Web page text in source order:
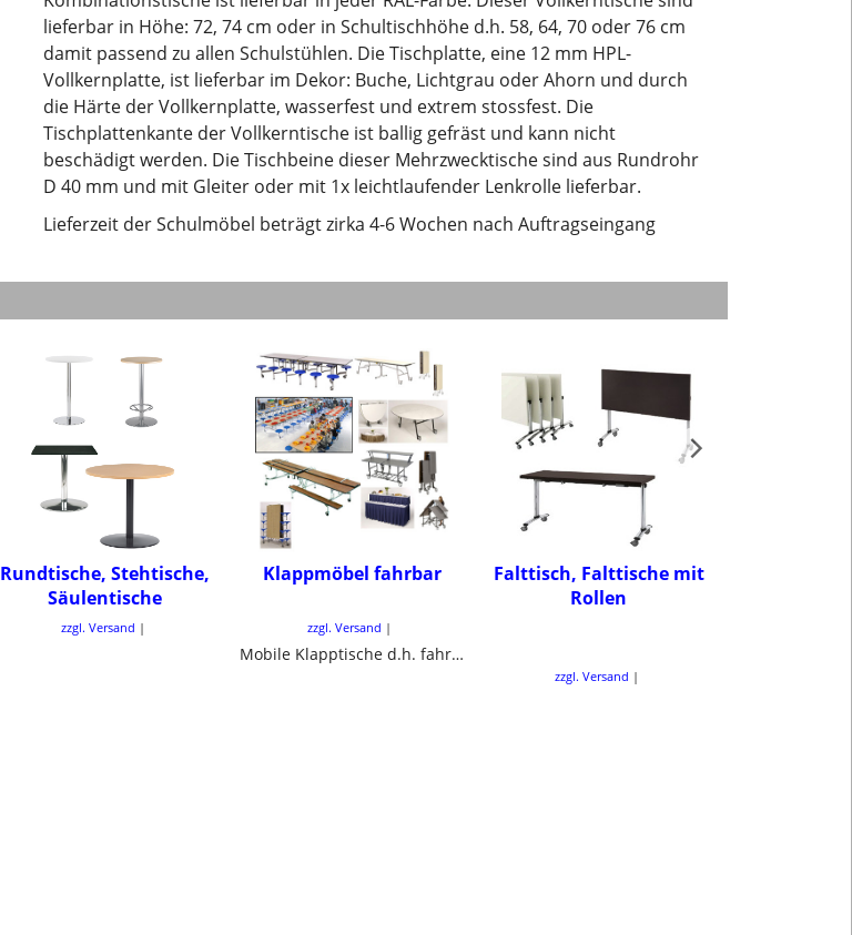
lieferbar in Höhe: 72, 74 cm oder in Schultischhöhe d.h. 58, 64, 70 oder 76 cm
damit passend zu allen Schulstühlen. Die Tischplatte, eine 12 mm HPL-
Vollkernplatte, ist lieferbar im Dekor: Buche, Lichtgrau oder Ahorn und durch
die Härte der Vollkernplatte, wasserfest und extrem stossfest. Die
Tischplattenkante der Vollkerntische ist ballig gefräst und kann nicht
beschädigt werden. Die Tischbeine dieser Mehrzwecktische sind aus Rundrohr
D 40 mm und mit Gleiter oder mit 1x leichtlaufender Lenkrolle lieferbar.
Lieferzeit der Schulmöbel beträgt zirka 4-6 Wochen nach Auftragseingang
Rundtische, Stehtische,
Säulentische
zzgl. Versand
Klappmöbel fahrbar
zzgl. Versand
Mobile Klapptische d.h. fahrbar und klappbar für Schule, Hotel, Halle
Falttisch, Falttische mit
Rollen
zzgl. Versand